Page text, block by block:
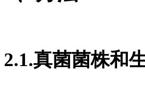
2.1.真菌菌株和